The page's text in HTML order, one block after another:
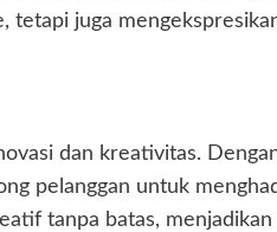
juga
dan kreativitas.
pelanggan untuk
tanpa batas,